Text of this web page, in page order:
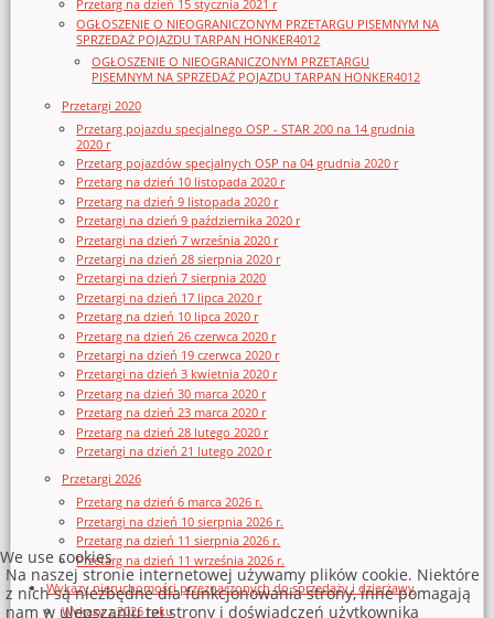
Przetarg na dzień 15 stycznia 2021 r
OGŁOSZENIE O NIEOGRANICZONYM PRZETARGU PISEMNYM NA
SPRZEDAŻ POJAZDU TARPAN HONKER4012
OGŁOSZENIE O NIEOGRANICZONYM PRZETARGU
PISEMNYM NA SPRZEDAŻ POJAZDU TARPAN HONKER4012
Przetargi 2020
Przetarg pojazdu specjalnego OSP - STAR 200 na 14 grudnia
2020 r
Przetarg pojazdów specjalnych OSP na 04 grudnia 2020 r
Przetarg na dzień 10 listopada 2020 r
Przetarg na dzień 9 listopada 2020 r
Przetargi na dzień 9 października 2020 r
Przetargi na dzień 7 września 2020 r
Przetargi na dzień 28 sierpnia 2020 r
Przetargi na dzień 7 sierpnia 2020
Przetargi na dzień 17 lipca 2020 r
Przetarg na dzień 10 lipca 2020 r
Przetarg na dzień 26 czerwca 2020 r
Przetargi na dzień 19 czerwca 2020 r
Przetargi na dzień 3 kwietnia 2020 r
Przetarg na dzień 30 marca 2020 r
Przetarg na dzień 23 marca 2020 r
Przetarg na dzień 28 lutego 2020 r
Przetargi na dzień 21 lutego 2020 r
Przetargi 2026
Przetarg na dzień 6 marca 2026 r.
Przetargi na dzień 10 sierpnia 2026 r.
Przetarg na dzień 11 sierpnia 2026 r.
Przetarg na dzień 11 września 2026 r.
Wykazy nieruchomości przeznaczonych do sprzedaży i dzierżawy
Wykazy z 2026 roku
We use cookies
Na naszej stronie internetowej używamy plików cookie. Niektóre
z nich są niezbędne dla funkcjonowania strony, inne pomagają
nam w ulepszaniu tej strony i doświadczeń użytkownika